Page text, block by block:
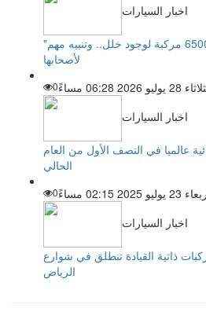
اخبار السيارات
"التجارة" تعلن استدعاء 6500 مركبة لوجود خلل.. وتنبيه مهم
لأصحابها
يوليو 2026 06:28 مساءً
0
اخبار السيارات
عالميا في النصف الأول من العام
الحالي
2025 02:15 مساءً
0
اخبار السيارات
ذاتية القيادة تنطلق في شوارع
الرياض